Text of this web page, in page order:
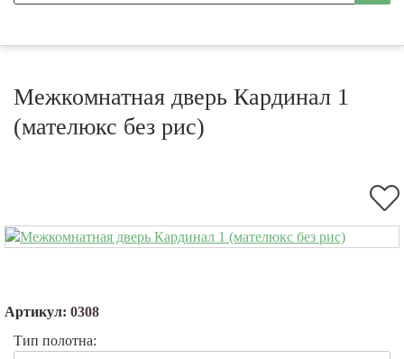
Межкомнатная дверь Кардинал 1
(мателюкс без рис)
Артикул: 0308
Тип полотна: